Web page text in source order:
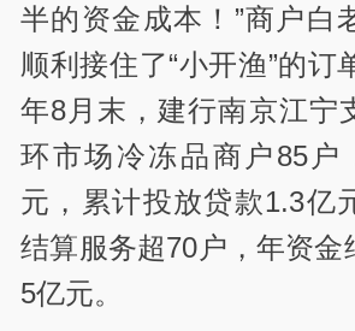
半的资金成本！”商户白
顺利接住了“小开渔”的订
年8月末，建行南京江宁
环市场冷冻品商户85户
元，累计投放贷款1.3亿
结算服务超70户，年资金
5亿元。